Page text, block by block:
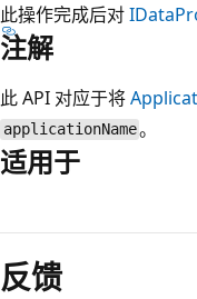
此操作完成后对
注解
此 API 对应于将
applicationName。
适用于
读
模
反馈